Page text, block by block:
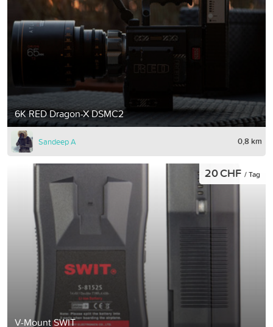
6K RED Dragon-X DSMC2
Sandeep A 0,8 km
V-Mount SWIT
20 CHF / Tag